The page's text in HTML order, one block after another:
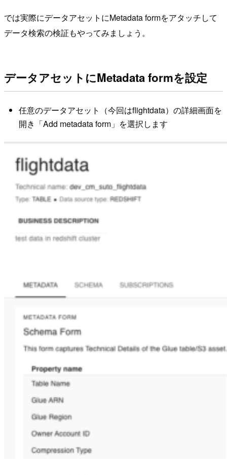
では実際にデータアセットにMetadata formをアタッチして
データ検索の検証もやってみましょう。
データアセットにMetadata formを設定
任意のデータアセット（今回はflightdata）の詳細画面を
開き「Add metadata form」を選択します